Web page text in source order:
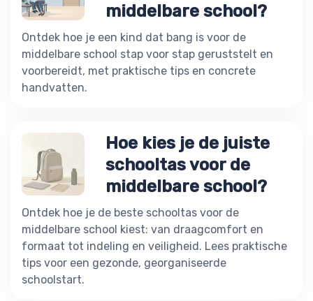
middelbare school?
Ontdek hoe je een kind dat bang is voor de
middelbare school stap voor stap geruststelt en
voorbereidt, met praktische tips en concrete
handvatten.
Hoe kies je de juiste
schooltas voor de
middelbare school?
Ontdek hoe je de beste schooltas voor de
middelbare school kiest: van draagcomfort en
formaat tot indeling en veiligheid. Lees praktische
tips voor een gezonde, georganiseerde
schoolstart.